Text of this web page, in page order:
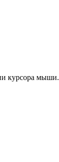
курсора мыши.